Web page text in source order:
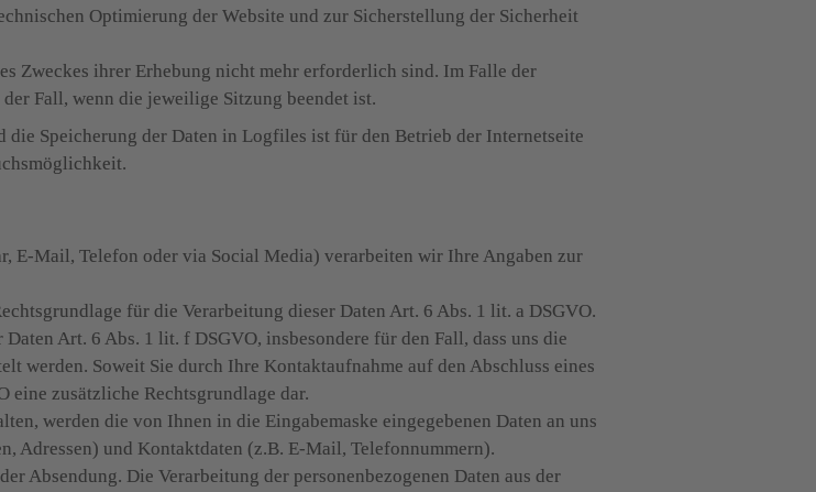
Optimierung der Website und zur Sicherstellung der Sicherheit
Zweckes ihrer Erhebung nicht mehr erforderlich sind. Im Falle der
Fall, wenn die jeweilige Sitzung beendet ist.
Speicherung der Daten in Logfiles ist für den Betrieb der Internetseite
E-Mail, Telefon oder via Social Media) verarbeiten wir Ihre Angaben zur
für die Verarbeitung dieser Daten Art. 6 Abs. 1 lit. a DSGVO.
Art. 6 Abs. 1 lit. f DSGVO, insbesondere für den Fall, dass uns die
werden. Soweit Sie durch Ihre Kontaktaufnahme auf den Abschluss eines
zusätzliche Rechtsgrundlage dar.
werden die von Ihnen in die Eingabemaske eingegebenen Daten an uns
Adressen) und Kontaktdaten (z.B. E-Mail, Telefonnummern).
Absendung. Die Verarbeitung der personenbezogenen Daten aus der